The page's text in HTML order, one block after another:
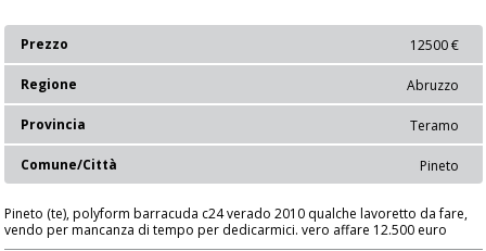
12500 €
Prezzo
Abruzzo
Regione
Teramo
Provincia
Pineto
Comune/Città
Pineto (te), polyform barracuda c24 verado 2010 qualche lavoretto da fare,
vendo per mancanza di tempo per dedicarmici. vero affare 12.500 euro